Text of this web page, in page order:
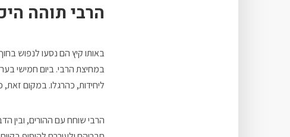
הרבי תוהה
באותו קיץ הם נסעו לנפוש
במחיצת הרבי. ביום חמישי
ליחידות, כהרגלו. במקום
הרבי שוחח עם ההורים, ובין